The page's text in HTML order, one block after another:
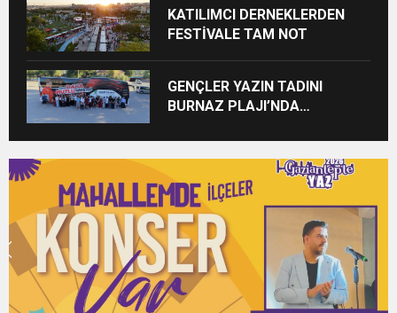
KATILIMCI DERNEKLERDEN
FESTİVALE TAM NOT
GENÇLER YAZIN TADINI
BURNAZ PLAJI’NDA